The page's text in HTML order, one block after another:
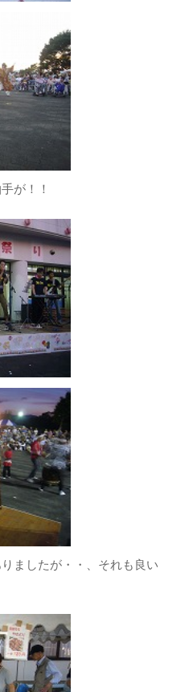
が！！
ましたが・・、それも良い